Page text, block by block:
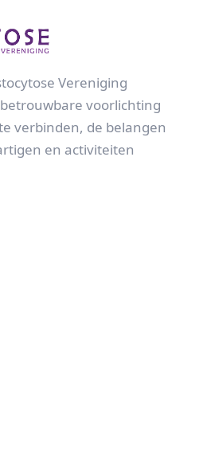
Vereniging
voorlichting
verbinden, de belangen
en activiteiten